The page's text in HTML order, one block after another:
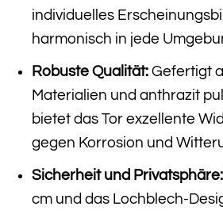
individuelles
harmonisch in jede
Robuste Qualität:Gefertigt
Materialien und anthrazit
bietet das Tor exzellente
gegen Korrosion und
Sicherheit und Privatsphäre:
cm und das Lochblech-